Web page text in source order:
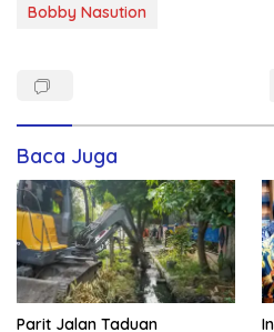
Bobby Nasution
Baca Juga
Parit Jalan Taduan